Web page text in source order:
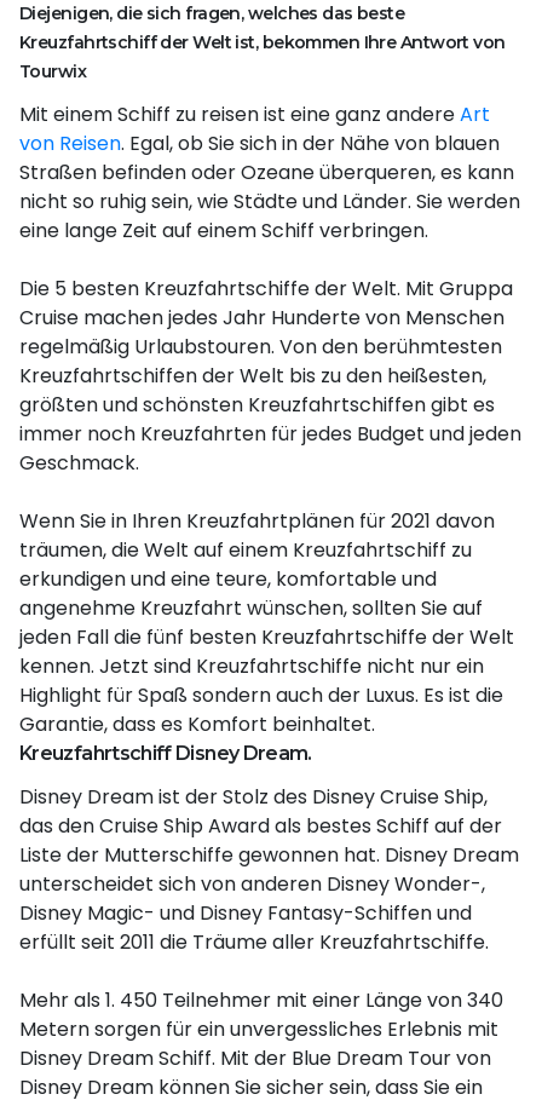
Diejenigen, die sich fragen, welches das beste
Kreuzfahrtschiff der Welt ist, bekommen Ihre Antwort von
Tourwix
Mit einem Schiff zu reisen ist eine ganz andereArt
von Reisen. Egal, ob Sie sich in der Nähe von blauen
Straßen befinden oder Ozeane überqueren, es kann
nicht so ruhig sein, wie Städte und Länder. Sie werden
eine lange Zeit auf einem Schiff verbringen.
Die 5 besten Kreuzfahrtschiffe der Welt. Mit Gruppa
Cruise machen jedes Jahr Hunderte von Menschen
regelmäßig Urlaubstouren. Von den berühmtesten
Kreuzfahrtschiffen der Welt bis zu den heißesten,
größten und schönsten Kreuzfahrtschiffen gibt es
immer noch Kreuzfahrten für jedes Budget und jeden
Geschmack.
Wenn Sie in Ihren Kreuzfahrtplänen für 2021 davon
träumen, die Welt auf einem Kreuzfahrtschiff zu
erkundigen und eine teure, komfortable und
angenehme Kreuzfahrt wünschen, sollten Sie auf
jeden Fall die fünf besten Kreuzfahrtschiffe der Welt
kennen. Jetzt sind Kreuzfahrtschiffe nicht nur ein
Highlight für Spaß sondern auch der Luxus. Es ist die
Garantie, dass es Komfort beinhaltet.
Kreuzfahrtschiff Disney Dream.
Disney Dream ist der Stolz des Disney Cruise Ship,
das den Cruise Ship Award als bestes Schiff auf der
Liste der Mutterschiffe gewonnen hat. Disney Dream
unterscheidet sich von anderen Disney Wonder-,
Disney Magic- und Disney Fantasy-Schiffen und
erfüllt seit 2011 die Träume aller Kreuzfahrtschiffe.
Mehr als 1. 450 Teilnehmer mit einer Länge von 340
Metern sorgen für ein unvergessliches Erlebnis mit
Disney Dream Schiff. Mit der Blue Dream Tour von
Disney Dream können Sie sicher sein, dass Sie ein